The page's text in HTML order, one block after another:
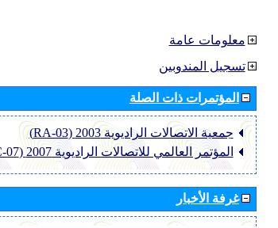
معلومات عامة
تسجيل المندوبين
المؤتمرات ذات الصلة
جمعية الاتصالات الراديوية 2003 (RA-03)
المؤتمر العالمي للاتصالات الراديوية 2007 (WRC-07)
غرفة الأخبار